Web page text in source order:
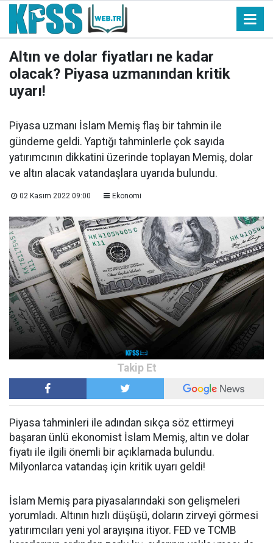
Altın ve dolar fiyatları ne kadar
olacak? Piyasa uzmanından kritik
uyarı!
Piyasa uzmanı İslam Memiş flaş bir tahmin ile
gündeme geldi. Yaptığı tahminlerle çok sayıda
yatırımcının dikkatini üzerinde toplayan Memiş, dolar
ve altın alacak vatandaşlara uyarıda bulundu.
02 Kasım 2022 09:00 Ekonomi
Piyasa tahminleri ile adından sıkça söz ettirmeyi
başaran ünlü ekonomist İslam Memiş, altın ve dolar
fiyatı ile ilgili önemli bir açıklamada bulundu.
Milyonlarca vatandaş için kritik uyarı geldi!
İslam Memiş para piyasalarındaki son gelişmeleri
yorumladı. Altının hızlı düşüşü, doların zirveyi görmesi
yatırımcıları yeni yol arayışına itiyor. FED ve TCMB